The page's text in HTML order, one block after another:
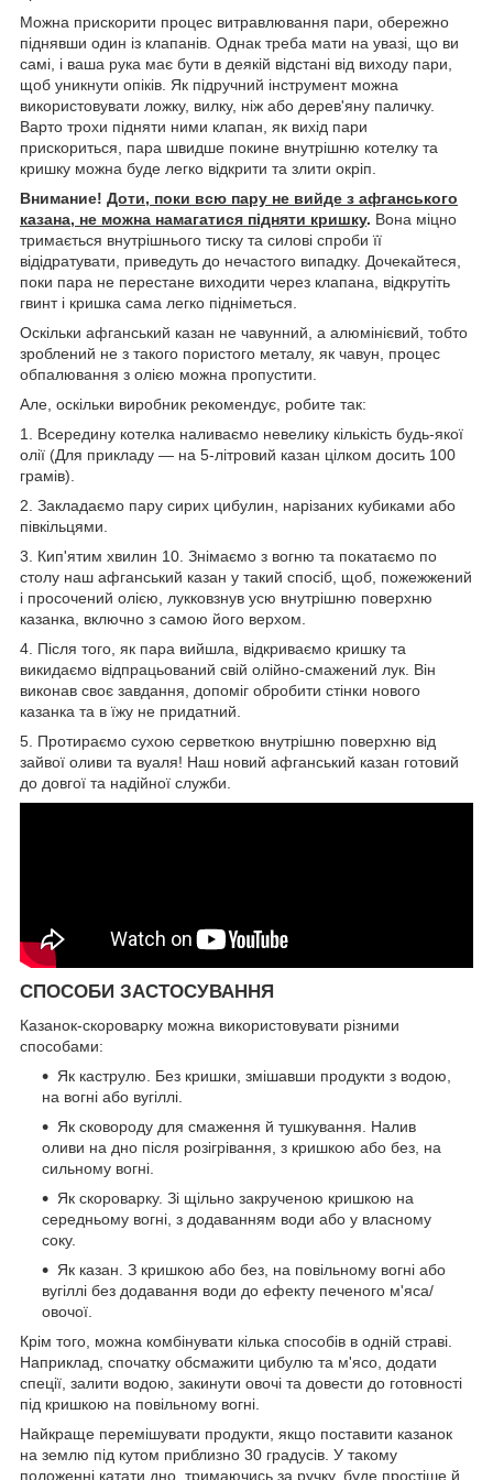
Можна прискорити процес витравлювання пари, обережно
піднявши один із клапанів. Однак треба мати на увазі, що ви
самі, і ваша рука має бути в деякій відстані від виходу пари,
щоб уникнути опіків. Як підручний інструмент можна
використовувати ложку, вилку, ніж або дерев'яну паличку.
Варто трохи підняти ними клапан, як вихід пари
прискориться, пара швидше покине внутрішню котелку та
кришку можна буде легко відкрити та злити окріп.
Внимание! Доти, поки всю пару не вийде з афганського
казана, не можна намагатися підняти кришку. Вона міцно
тримається внутрішнього тиску та силові спроби її
відідратувати, приведуть до нечастого випадку. Дочекайтеся,
поки пара не перестане виходити через клапана, відкрутіть
гвинт і кришка сама легко підніметься.
Оскільки афганський казан не чавунний, а алюмінієвий, тобто
зроблений не з такого пористого металу, як чавун, процес
обпалювання з олією можна пропустити.
Але, оскільки виробник рекомендує, робите так:
1. Всередину котелка наливаємо невелику кількість будь-якої
олії (Для прикладу — на 5-літровий казан цілком досить 100
грамів).
2. Закладаємо пару сирих цибулин, нарізаних кубиками або
півкільцями.
3. Кип'ятим хвилин 10. Знімаємо з вогню та покатаємо по
столу наш афганський казан у такий спосіб, щоб, пожежжений
і просочений олією, лукковзнув усю внутрішню поверхню
казанка, включно з самою його верхом.
4. Після того, як пара вийшла, відкриваємо кришку та
викидаємо відпрацьований свій олійно-смажений лук. Він
виконав своє завдання, допоміг обробити стінки нового
казанка та в їжу не придатний.
5. Протираємо сухою серветкою внутрішню поверхню від
зайвої оливи та вуаля! Наш новий афганський казан готовий
до довгої та надійної служби.
СПОСОБИ ЗАСТОСУВАННЯ
Казанок-скороварку можна використовувати різними
способами:
Як каструлю. Без кришки, змішавши продукти з водою,
на вогні або вугіллі.
Як сковороду для смаження й тушкування. Налив
оливи на дно після розігрівання, з кришкою або без, на
сильному вогні.
Як скороварку. Зі щільно закрученою кришкою на
середньому вогні, з додаванням води або у власному
соку.
Як казан. З кришкою або без, на повільному вогні або
вугіллі без додавання води до ефекту печеного м'яса/
овочої.
Крім того, можна комбінувати кілька способів в одній страві.
Наприклад, спочатку обсмажити цибулю та м'ясо, додати
спеції, залити водою, закинути овочі та довести до готовності
під кришкою на повільному вогні.
Найкраще перемішувати продукти, якщо поставити казанок
на землю під кутом приблизно 30 градусів. У такому
положенні катати дно, тримаючись за ручку, буде простіше й